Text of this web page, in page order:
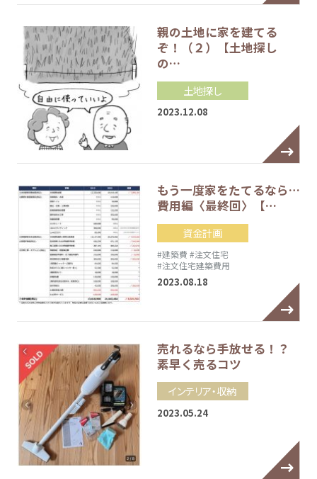
親の土地に家を建てる
ぞ！（２）【土地探し
の…
土地探し
2023.12.08
もう一度家をたてるなら…
費用編〈最終回〉【…
資金計画
#建築費 #注文住宅
#注文住宅建築費用
2023.08.18
売れるなら手放せる！？
素早く売るコツ
インテリア・収納
2023.05.24